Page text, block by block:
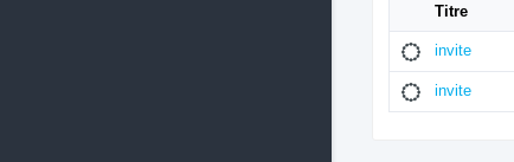
Titre
invite
invite